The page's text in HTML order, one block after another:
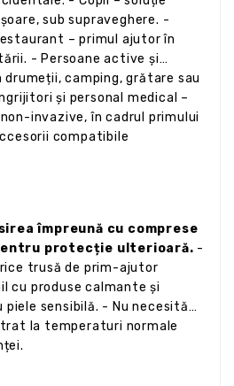
sub supraveghere. -
– primul ajutor în
- Persoane active și
camping, grătare sau
și personal medical –
invazive, în cadrul primului
compatibile
împreună cu comprese
protecție ulterioară. -
trusă de prim-ajutor
cu produse calmante și
sensibilă. - Nu necesită
la temperaturi normale